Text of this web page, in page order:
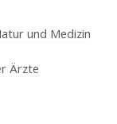
und Medizin
Ärzte